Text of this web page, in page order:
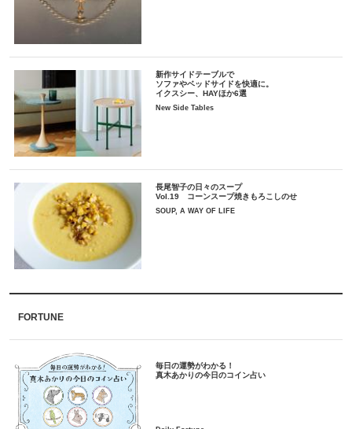
新作サイドテーブルで
ソファやベッドサイドを快適に。
イクスシー、HAYほか6選
New Side Tables
長尾智子の日々のスープ
Vol.19 コーンスープ焼きもろこしのせ
SOUP, A WAY OF LIFE
FORTUNE
毎日の運勢がわかる！